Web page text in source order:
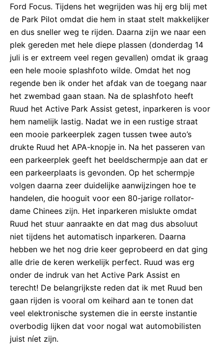
Ford Focus. Tijdens het wegrijden was hij erg blij met
de Park Pilot omdat die hem in staat stelt makkelijker
en dus sneller weg te rijden. Daarna zijn we naar een
plek gereden met hele diepe plassen (donderdag 14
juli is er extreem veel regen gevallen) omdat ik graag
een hele mooie splashfoto wilde. Omdat het nog
regende ben ik onder het afdak van de toegang naar
het zwembad gaan staan. Na de splashfoto heeft
Ruud het Active Park Assist getest, inparkeren is voor
hem namelijk lastig. Nadat we in een rustige straat
een mooie parkeerplek zagen tussen twee auto’s
drukte Ruud het APA-knopje in. Na het passeren van
een parkeerplek geeft het beeldschermpje aan dat er
een parkeerplaats is gevonden. Op het schermpje
volgen daarna zeer duidelijke aanwijzingen hoe te
handelen, die hooguit voor een 80-jarige rollator-
dame Chinees zijn. Het inparkeren mislukte omdat
Ruud het stuur aanraakte en dat mag dus absoluut
niet tijdens het automatisch inparkeren. Daarna
hebben we het nog drie keer geprobeerd en dat ging
alle drie de keren werkelijk perfect. Ruud was erg
onder de indruk van het Active Park Assist en
terecht! De belangrijkste reden dat ik met Ruud ben
gaan rijden is vooral om keihard aan te tonen dat
veel elektronische systemen die in eerste instantie
overbodig lijken dat voor nogal wat automobilisten
juist níet zijn.